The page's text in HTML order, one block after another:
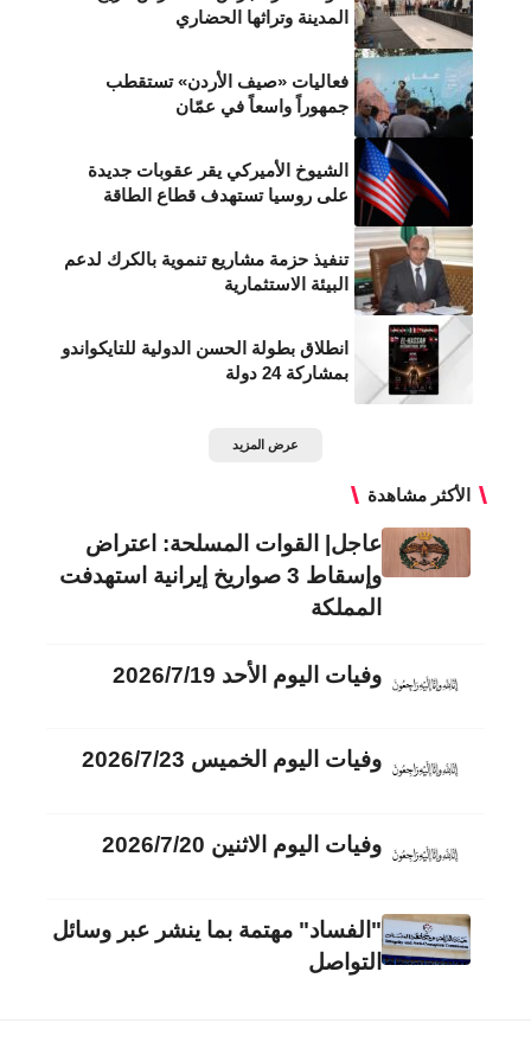
المدينة وتراثها الحضاري
فعاليات «صيف الأردن» تستقطب
جمهوراً واسعاً في عمّان
الشيوخ الأميركي يقر عقوبات جديدة
على روسيا تستهدف قطاع الطاقة
تنفيذ حزمة مشاريع تنموية بالكرك لدعم
البيئة الاستثمارية
انطلاق بطولة الحسن الدولية للتايكواندو
بمشاركة 24 دولة
عرض المزيد
الأكثر مشاهدة
عاجل| القوات المسلحة: اعتراض
وإسقاط 3 صواريخ إيرانية استهدفت
المملكة
وفيات اليوم الأحد 2026/7/19
وفيات اليوم الخميس 2026/7/23
وفيات اليوم الاثنين 2026/7/20
"الفساد" مهتمة بما ينشر عبر وسائل
التواصل